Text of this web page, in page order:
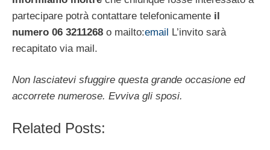
partecipare potrà contattare telefonicamente il
numero 06 3211268 o mailto:email L’invito sarà
recapitato via mail.
Non lasciatevi sfuggire questa grande occasione ed
accorrete numerose. Evviva gli sposi.
Related Posts: